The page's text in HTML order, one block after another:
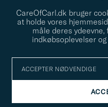
CareOfCarl.dk bruger
at holde vores
måle deres
indkøbsoplevelser
ACCEPTER NØDVENDIGE
info@careofcarl.dk
Behøver du hjælp til at finde
gerne til!
STILRÅD